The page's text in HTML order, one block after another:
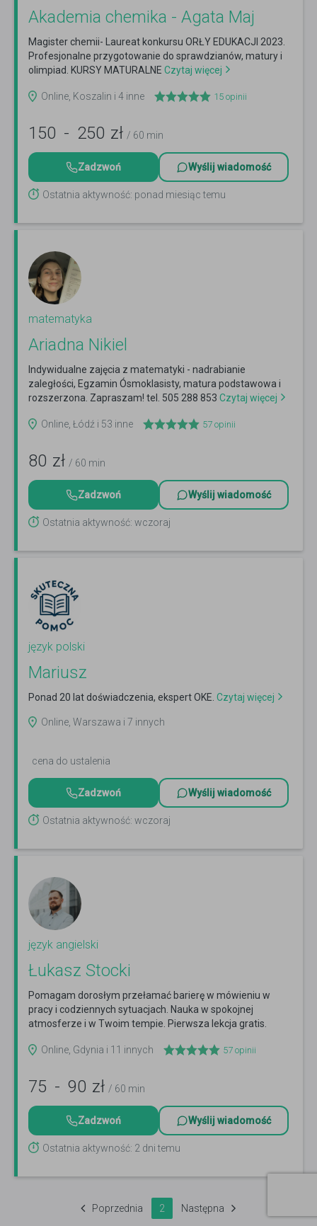
Akademia chemika - Agata Maj
Magister chemii- Laureat konkursu ORŁY EDUKACJI 2023.
Profesjonalne przygotowanie do sprawdzianów, matury i
olimpiad. KURSY MATURALNE Czytaj więcej
Online, Koszalin i 4 inne 15 opinii
150 - 250 zł / 60 min
Zadzwoń Wyślij wiadomość
Ostatnia aktywność: ponad miesiąc temu
matematyka
Ariadna Nikiel
Indywidualne zajęcia z matematyki - nadrabianie
zaległości, Egzamin Ósmoklasisty, matura podstawowa i
rozszerzona. Zapraszam! tel. 505 288 853 Czytaj więcej
Online, Łódź i 53 inne 57 opinii
80 zł / 60 min
Zadzwoń Wyślij wiadomość
Ostatnia aktywność: wczoraj
język polski
Mariusz
Ponad 20 lat doświadczenia, ekspert OKE. Czytaj więcej
Online, Warszawa i 7 innych
cena do ustalenia
Zadzwoń Wyślij wiadomość
Ostatnia aktywność: wczoraj
język angielski
Łukasz Stocki
Pomagam dorosłym przełamać barierę w mówieniu w
pracy i codziennych sytuacjach. Nauka w spokojnej
atmosferze i w Twoim tempie. Pierwsza lekcja gratis.
Online, Gdynia i 11 innych
57 opinii
75 - 90 zł / 60 min
Zadzwoń Wyślij wiadomość
Ostatnia aktywność: 2 dni temu
Poprzednia 2 Następna